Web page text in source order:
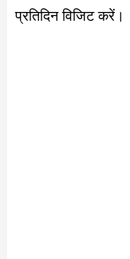
प्रतिदिन विजिट करें।